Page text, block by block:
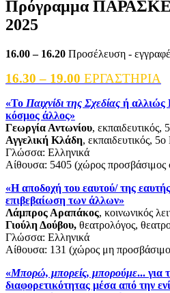
Πρόγραμμα
2025
16.00 – 16.20 Προσέλευση -
16.30 – 19.00 ΕΡΓΑΣΤΗΡΙΑ
«Το Παιχνίδι της Σχεδίας ή αλλιώς
κόσμος άλλος»
Γεωργία Αντωνίου,
Αγγελική Κλάδη, εκπαιδευτικός,
Γλώσσα: Ελληνικά
Αίθουσα: 5405 (χώρος προσβάσιμος
«Η αποδοχή του εαυτού/ της
επιβεβαίωση των άλλων»
Λάμπρος Αραπάκος, κοινωνικός
Γιούλη Δούβου, θεατρολόγος,
Γλώσσα: Ελληνικά
Αίθουσα: 131 (χώρος μη
«Μπορώ, μπορείς, μπορούμε... για
διαφορετικότητας μέσα από την